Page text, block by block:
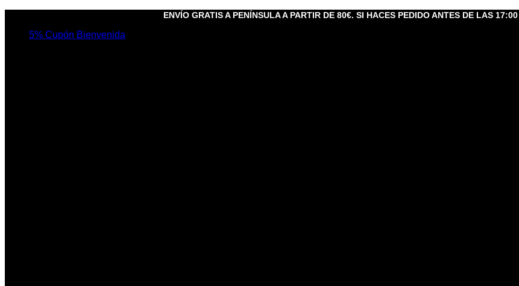
contenido
ENVÍO GRATIS A PENÍNSULA A PARTIR DE 80€. SI HACES PEDIDO ANTES DE LAS
5% Cupón Bienvenida